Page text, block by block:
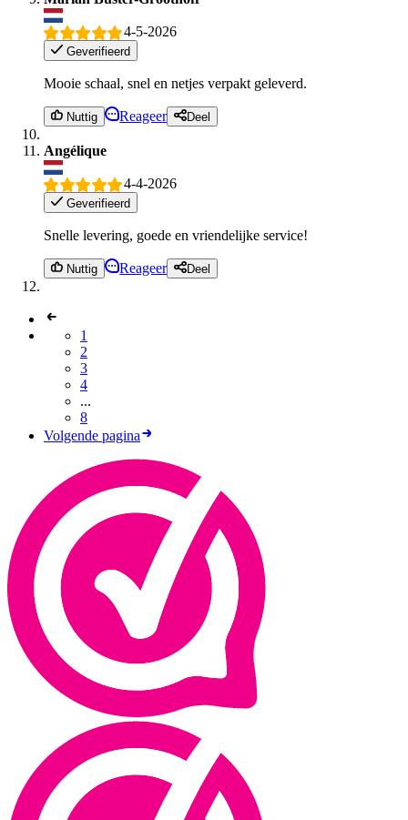
4-5-2026
Geverifieerd
Mooie schaal, snel en netjes verpakt geleverd.
Nuttig Reageer Deel
Angélique
4-4-2026
Geverifieerd
Snelle levering, goede en vriendelijke service!
Nuttig Reageer Deel
1
2
3
4
...
8
Volgende pagina